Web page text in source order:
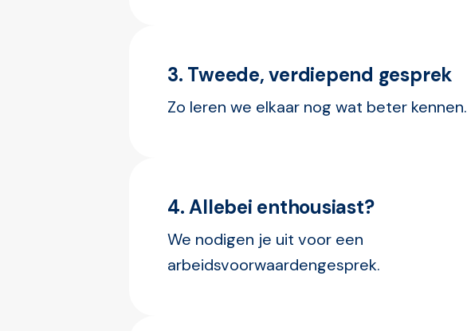
3. Tweede, verdiepend gesprek
Zo leren we elkaar nog wat beter kennen.
4. Allebei enthousiast?
We nodigen je uit voor een
arbeidsvoorwaardengesprek.